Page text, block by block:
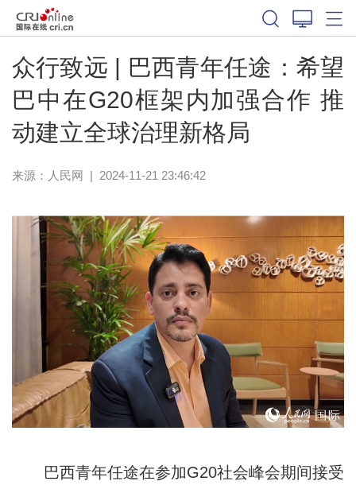
众行致远 | 巴西青年任途：希望
巴中在G20框架内加强合作 推
动建立全球治理新格局
来源： 人民网 | 2024-11-21 23:46:42
巴西青年任途在参加G20社会峰会期间接受